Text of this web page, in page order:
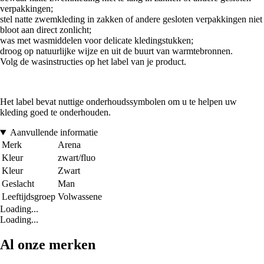
verpakkingen;
stel natte zwemkleding in zakken of andere gesloten verpakkingen niet
bloot aan direct zonlicht;
was met wasmiddelen voor delicate kledingstukken;
droog op natuurlijke wijze en uit de buurt van warmtebronnen.
Volg de wasinstructies op het label van je product.
Het label bevat nuttige onderhoudssymbolen om u te helpen uw
kleding goed te onderhouden.
Aanvullende informatie
Merk
Arena
Kleur
zwart/fluo
Kleur
Zwart
Geslacht
Man
Leeftijdsgroep Volwassene
Loading...
Loading...
Al onze merken